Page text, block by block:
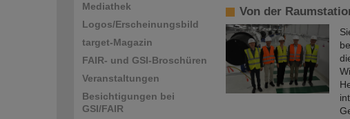
Mediathek
Logos/Erscheinungsbild
target-Magazin
FAIR- und GSI-Broschüren
Veranstaltungen
Besichtigungen bei
GSI/FAIR
Von der